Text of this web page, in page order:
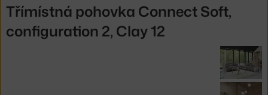
Třímístná pohovka Connect Soft,
configuration 2, Clay 12